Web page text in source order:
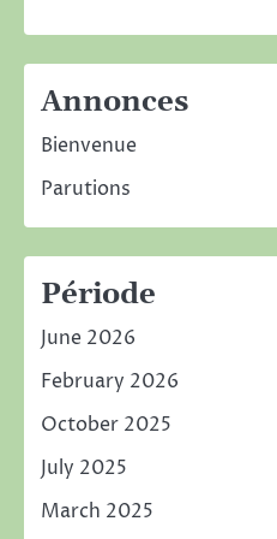
Annonces
Bienvenue
Parutions
Période
June 2026
February 2026
October 2025
July 2025
March 2025